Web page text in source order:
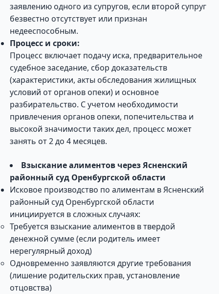
заявлению одного из супругов, если второй супруг
безвестно отсутствует или признан
недееспособным.
Процесс и сроки:
Процесс включает подачу иска, предварительное
судебное заседание, сбор доказательств
(характеристики, акты обследования жилищных
условий от органов опеки) и основное
разбирательство. С учетом необходимости
привлечения органов опеки, попечительства и
высокой значимости таких дел, процесс может
занять от 2 до 4 месяцев.
Взыскание алиментов через Ясненский
районный суд Оренбургской области
Исковое производство по алиментам в Ясненский
районный суд Оренбургской области
инициируется в сложных случаях:
Требуется взыскание алиментов в твердой
денежной сумме (если родитель имеет
нерегулярный доход)
Одновременно заявляются другие требования
(лишение родительских прав, установление
отцовства)